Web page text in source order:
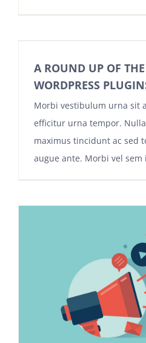
A ROUND UP OF THE
WORDPRESS
Morbi vestibulum urna sit
efficitur urna tempor.
maximus tincidunt ac sed
augue ante. Morbi vel sem